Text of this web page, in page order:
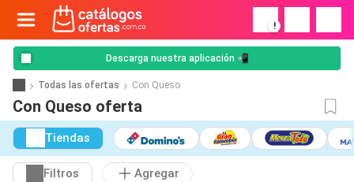
!
Descarga nuestra aplicación 📲
Todas las ofertas Con Queso
Con Queso oferta
Tiendas
Filtros
Agregar